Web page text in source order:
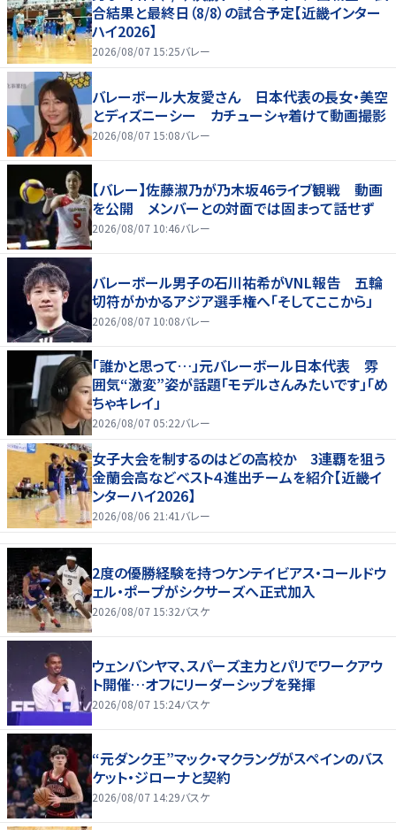
合結果と最終日（8/8）の試合予定【近畿インター
ハイ2026】
2026/08/07 15:25バレー
バレーボール大友愛さん 日本代表の長女・美空
とディズニーシー カチューシャ着けて動画撮影
2026/08/07 15:08バレー
【バレー】佐藤淑乃が乃木坂46ライブ観戦 動画
を公開 メンバーとの対面では固まって話せず
2026/08/07 10:46バレー
バレーボール男子の石川祐希がVNL報告 五輪
切符がかかるアジア選手権へ「そしてここから」
2026/08/07 10:08バレー
「誰かと思って…」元バレーボール日本代表 雰
囲気“激変”姿が話題「モデルさんみたいです」「め
ちゃキレイ」
2026/08/07 05:22バレー
女子大会を制するのはどの高校か 3連覇を狙う
金蘭会高などベスト４進出チームを紹介【近畿イ
ンターハイ2026】
2026/08/06 21:41 バレー
2度の優勝経験を持つケンテイビアス・コールドウ
ェル・ポープがシクサーズへ正式加入
2026/08/07 15:32バスケ
ウェンバンヤマ、スパーズ主力とパリでワークアウ
ト開催…オフにリーダーシップを発揮
2026/08/07 15:24バスケ
“元ダンク王”マック・マクラングがスペインのバス
ケット・ジローナと契約
2026/08/07 14:29バスケ